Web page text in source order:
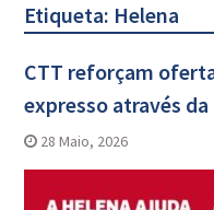
Etiqueta: Helena
CTT reforçam
expresso através
28 Maio, 2026